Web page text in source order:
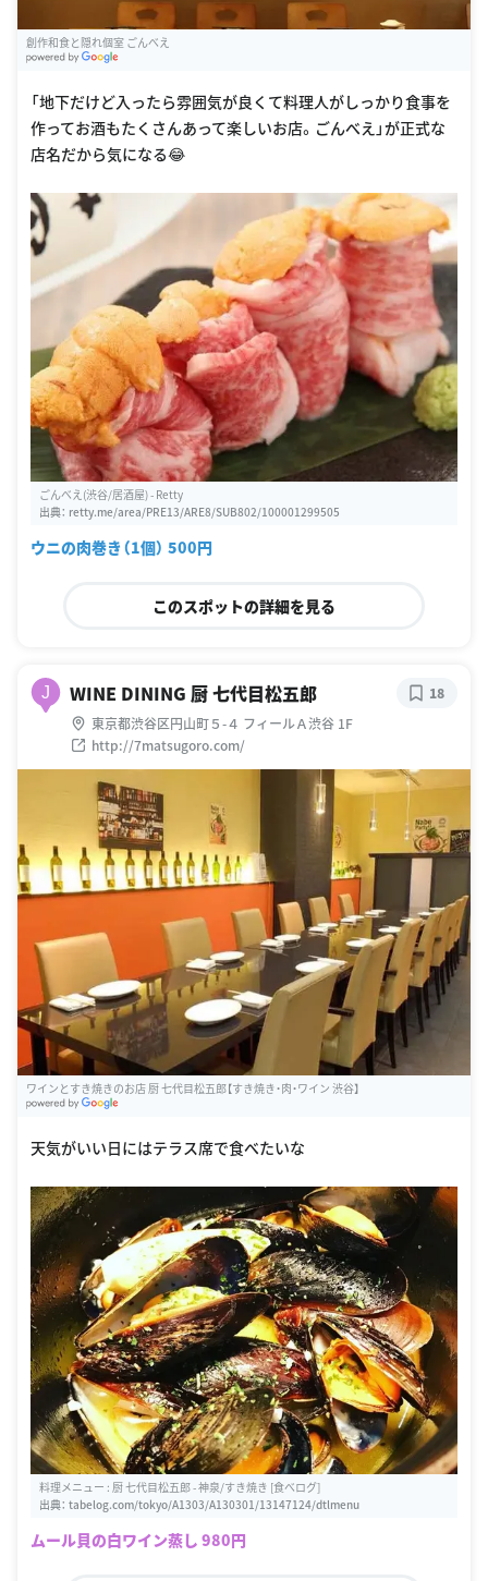
創作和食と隠れ個室 ごんべえ
「地下だけど入ったら雰囲気が良くて料理人がしっかり食事を
作ってお酒もたくさんあって楽しいお店。ごんべえ」が正式な
店名だから気になる😂
ごんべえ(渋谷/居酒屋) - Retty
出典： retty.me/area/PRE13/ARE8/SUB802/100001299505
ウニの肉巻き（1個） 500円
このスポットの詳細を見る
J WINE DINING 厨 七代目松五郎
東京都渋谷区円山町５-４ フィールＡ渋谷 1F
http://7matsugoro.com/
18
ワインとすき焼きのお店 厨 七代目松五郎【すき焼き・肉・ワイン 渋谷】
天気がいい日にはテラス席で食べたいな
料理メニュー : 厨 七代目松五郎 - 神泉/すき焼き [食べログ]
出典： tabelog.com/tokyo/A1303/A130301/13147124/dtlmenu
ムール貝の白ワイン蒸し 980円